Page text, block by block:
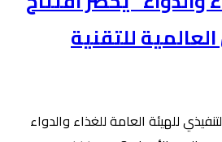
للتقنية
للهيئة العامة للغذاء والدواء